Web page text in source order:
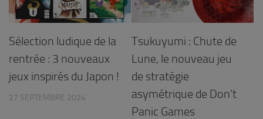
Sélection ludique de la
rentrée : 3 nouveaux
jeux inspirés du Japon !
27 SEPTEMBRE 2024
Tsukuyumi : Chute de
Lune, le nouveau jeu
de stratégie
asymétrique de Don’t
Panic Games